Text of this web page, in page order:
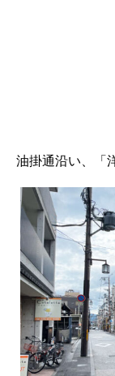
油掛通沿い、「